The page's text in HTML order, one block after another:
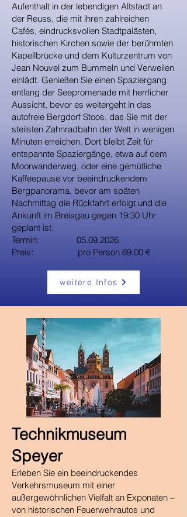
Aufenthalt in der lebendigen Altstadt an
der Reuss, die mit ihren zahlreichen
Cafés, eindrucksvollen Stadtpalästen,
historischen Kirchen sowie der berühmten
Kapellbrücke und dem Kulturzentrum von
Jean Nouvel zum Bummeln und Verweilen
einlädt. Genießen Sie einen Spaziergang
entlang der Seepromenade mit herrlicher
Aussicht, bevor es weitergeht in das
autofreie Bergdorf Stoos, das Sie mit der
steilsten Zahnradbahn der Welt in wenigen
Minuten erreichen. Dort bleibt Zeit für
entspannte Spaziergänge, etwa auf dem
Moorwanderweg, oder eine gemütliche
Kaffeepause vor beeindruckendem
Bergpanorama, bevor am späten
Nachmittag die Rückfahrt erfolgt und die
Ankunft im Breisgau gegen 19:30 Uhr
geplant ist.
Termin: 05.09.2026
Preis: pro Person 69,00 €
weitere Infos
​Technikmuseum
Speyer
Erleben Sie ein beeindruckendes
Verkehrsmuseum mit einer
außergewöhnlichen Vielfalt an Exponaten –
von historischen Feuerwehrautos und